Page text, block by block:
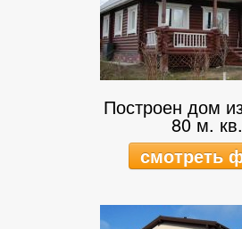
Построен дом
80 м. кв.
смотреть